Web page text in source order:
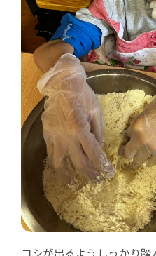
コシが出るようしっかり踏